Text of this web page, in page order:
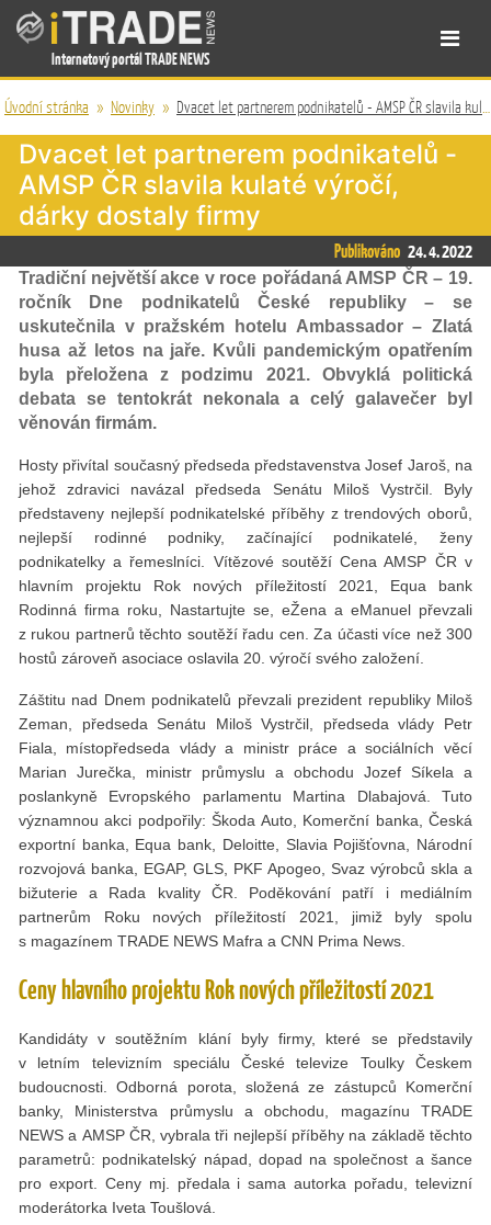
Internetový portál TRADE NEWS
Úvodní stránka » Novinky » Dvacet let partnerem podnikatelů - AMSP ČR slavila kulaté výročí, dárky dostaly firmy
Dvacet let partnerem podnikatelů -
AMSP ČR slavila kulaté výročí,
dárky dostaly firmy
Publikováno 24. 4. 2022
Tradiční největší akce v roce pořádaná AMSP ČR – 19.
ročník Dne podnikatelů České republiky – se
uskutečnila v pražském hotelu Ambassador – Zlatá
husa až letos na jaře. Kvůli pandemickým opatřením
byla přeložena z podzimu 2021. Obvyklá politická
debata se tentokrát nekonala a celý galavečer byl
věnován firmám.
Hosty přivítal současný předseda představenstva Josef Jaroš, na
jehož zdravici navázal předseda Senátu Miloš Vystrčil. Byly
představeny nejlepší podnikatelské příběhy z trendových oborů,
nejlepší rodinné podniky, začínající podnikatelé, ženy
podnikatelky a řemeslníci. Vítězové soutěží Cena AMSP ČR v
hlavním projektu Rok nových příležitostí 2021, Equa bank
Rodinná firma roku, Nastartujte se, eŽena a eManuel převzali
z rukou partnerů těchto soutěží řadu cen. Za účasti více než 300
hostů zároveň asociace oslavila 20. výročí svého založení.
Záštitu nad Dnem podnikatelů převzali prezident republiky Miloš
Zeman, předseda Senátu Miloš Vystrčil, předseda vlády Petr
Fiala, místopředseda vlády a ministr práce a sociálních věcí
Marian Jurečka, ministr průmyslu a obchodu Jozef Síkela a
poslankyně Evropského parlamentu Martina Dlabajová. Tuto
významnou akci podpořily: Škoda Auto, Komerční banka, Česká
exportní banka, Equa bank, Deloitte, Slavia Pojišťovna, Národní
rozvojová banka, EGAP, GLS, PKF Apogeo, Svaz výrobců skla a
bižuterie a Rada kvality ČR. Poděkování patří i mediálním
partnerům Roku nových příležitostí 2021, jimiž byly spolu
s magazínem TRADE NEWS Mafra a CNN Prima News.
Ceny hlavního projektu Rok nových příležitostí 2021
Kandidáty v soutěžním klání byly firmy, které se představily
v letním televizním speciálu České televize Toulky Českem
budoucnosti. Odborná porota, složená ze zástupců Komerční
banky, Ministerstva průmyslu a obchodu, magazínu TRADE
NEWS a AMSP ČR, vybrala tři nejlepší příběhy na základě těchto
parametrů: podnikatelský nápad, dopad na společnost a šance
pro export. Ceny mj. předala i sama autorka pořadu, televizní
moderátorka Iveta Toušlová.